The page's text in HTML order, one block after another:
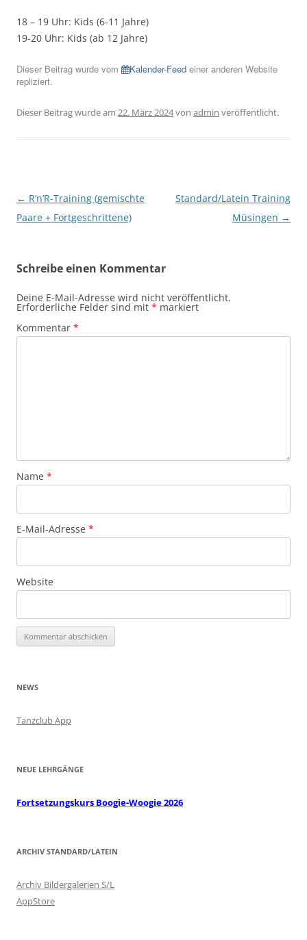
18 – 19 Uhr: Kids (6-11 Jahre)
19-20 Uhr: Kids (ab 12 Jahre)
Dieser Beitrag wurde vom Kalender-Feed einer anderen Website
repliziert.
Dieser Beitrag wurde am 22. März 2024von admin veröffentlicht.
Beitragsnavigation
← R’n’R-Training (gemischte
Paare + Fortgeschrittene)
Standard/Latein Training
Müsingen →
Schreibe einen Kommentar
Deine E-Mail-Adresse wird nicht veröffentlicht.
Erforderliche Felder sind mit * markiert
Kommentar *
Name *
E-Mail-Adresse *
Website
NEWS
Tanzclub App
NEUE LEHRGÄNGE
Fortsetzungskurs Boogie-Woogie 2026
ARCHIV STANDARD/LATEIN
Archiv Bildergalerien S/L
AppStore